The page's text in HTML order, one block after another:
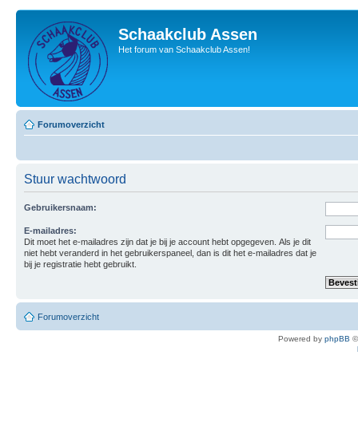
Schaakclub Assen
Het forum van Schaakclub Assen!
Forumoverzicht
Stuur wachtwoord
Gebruikersnaam:
E-mailadres:
Dit moet het e-mailadres zijn dat je bij je account hebt opgegeven. Als je dit
niet hebt veranderd in het gebruikerspaneel, dan is dit het e-mailadres dat je
bij je registratie hebt gebruikt.
Forumoverzicht
Powered by phpBB